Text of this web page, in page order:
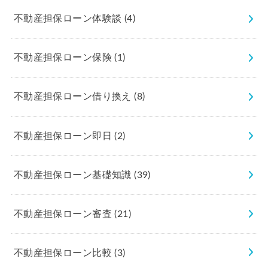
不動産担保ローン体験談 (4)
不動産担保ローン保険(1)
不動産担保ローン借り換え(8)
不動産担保ローン即日(2)
不動産担保ローン基礎知識(39)
不動産担保ローン審査(21)
不動産担保ローン比較(3)